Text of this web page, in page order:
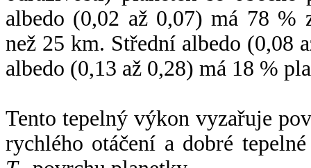
albedo (0,02 až 0,07) má 78 %
než 25 km. Střední albedo (0,08
albedo (0,13 až 0,28) má 18 %
Tento tepelný výkon vyzařuje
rychlého otáčení a dobré